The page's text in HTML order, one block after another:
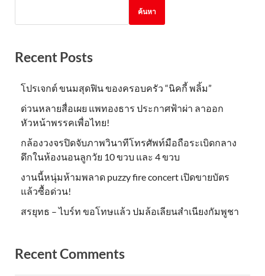
ค้นหา
Recent Posts
โปรเจกต์ ขนมสุดฟิน ของครอบครัว “นิคกี้ พลิ้ม”
ด่วนหลายสื่อเผย แพทองธาร ประกาศฟ้าผ่า ลาออก
หัวหน้าพรรคเพื่อไทย!
กล้องวงจรปิดจับภาพวินาทีโทรศัพท์มือถือระเบิดกลาง
ดึกในห้องนอนลูกวัย 10 ขวบ และ 4 ขวบ
งานนี้หนุ่มห้ามพลาด puzzy fire concert เปิดขายบัตร
แล้วซื้อด่วน!
สรยุทธ – ไบร์ท ขอโทษแล้ว ปมล้อเลียนสำเนียงกัมพูชา
Recent Comments